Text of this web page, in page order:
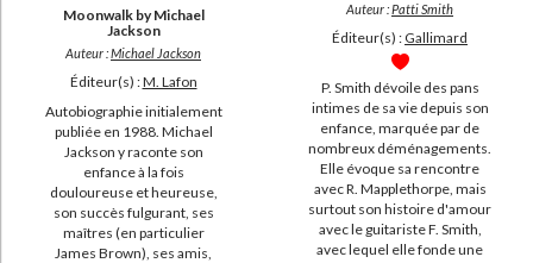
IAD (3094)
document-audio (514)
revue (405)
coffret (29)
musique (18)
papeterie (7)
Moonwalk by Michael
Jackson
Auteur :Michael Jackson
Éditeur(s) :M. Lafon
Autobiographie initialement
publiée en 1988. Michael
Jackson y raconte son
enfance à la fois
douloureuse et heureuse,
son succès fulgurant, ses
maîtres (en particulier
James Brown), ses amis,
Auteur :Patti Smith
Éditeur(s) : Gallimard
P. Smith dévoile des pans
intimes de sa vie depuis son
enfance, marquée par de
nombreux déménagements.
Elle évoque sa rencontre
avec R. Mapplethorpe, mais
surtout son histoire d'amour
avec le guitariste F. Smith,
avec lequel elle fonde une